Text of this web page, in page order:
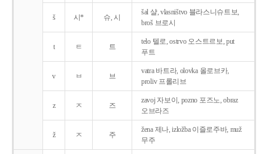
š 시* 슈, 시
šal 샬, vlasništvo 블라스니슈트보,
broš 브로시
t ㅌ 트
telo 텔로, ostrvo 오스트르보, put
푸트
v ㅂ 브
vatra 바트라, olovka 올로브카,
proliv 프롤리브
z ㅈ 즈
zavoj 자보이, pozno 포즈노, obraz
오브라즈
ž ㅈ 주
žena 제나, izložba 이즐로주바, muž
무주